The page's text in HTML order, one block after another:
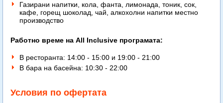
Газирани напитки, кола, фанта, лимонада, тоник, сок,
кафе, горещ шоколад, чай, алкохолни напитки местно
производство
Работно време на All Inclusive програмата:
В ресторанта: 14:00 - 15:00 и 19:00 - 21:00
В бара на басейна: 10:30 - 22:00
Условия по офертата